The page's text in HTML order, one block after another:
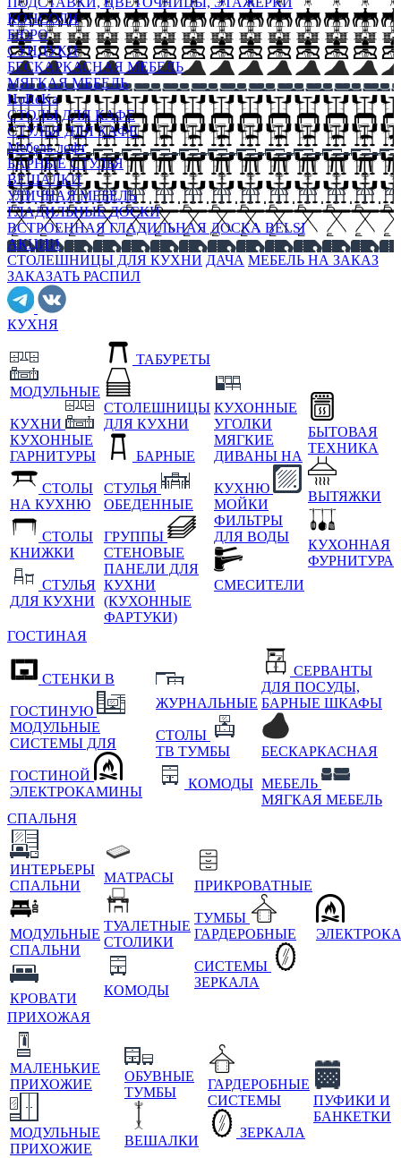
КОНСОЛИ
БЮРО
СУНДУКИ
БЕСКАРКАСНАЯ МЕБЕЛЬ
МЯГКАЯ МЕБЕЛЬ
HoReKa
СТОЛЫ ДЛЯ КАФЕ
СТУЛЬЯ ДЛЯ КАФЕ
Мебель лофт
БАРНЫЕ СТУЛЬЯ
ВЕШАЛКИ
УЛИЧНАЯ МЕБЕЛЬ
ГЛАДИЛЬНЫЕ ДОСКИ
ВСТРОЕННАЯ ГЛАДИЛЬНАЯ ДОСКА BELSI
АКЦИИ
СТОЛЕШНИЦЫ ДЛЯ КУХНИ ДАЧА МЕБЕЛЬ НА ЗАКАЗ
ЗАКАЗАТЬ РАСПИЛ
КУХНЯ
МОДУЛЬНЫЕ
КУХНИ
КУХОННЫЕ
ГАРНИТУРЫ
СТОЛЫ
НА КУХНЮ
СТОЛЫ
КНИЖКИ
СТУЛЬЯ
ДЛЯ КУХНИ
ТАБУРЕТЫ
СТОЛЕШНИЦЫ
ДЛЯ КУХНИ
БАРНЫЕ
СТУЛЬЯ
ОБЕДЕННЫЕ
ГРУППЫ
СТЕНОВЫЕ
ПАНЕЛИ ДЛЯ
КУХНИ
(КУХОННЫЕ
ФАРТУКИ)
КУХОННЫЕ
УГОЛКИ
МЯГКИЕ
ДИВАНЫ НА
КУХНЮ
МОЙКИ
ФИЛЬТРЫ
ДЛЯ ВОДЫ
СМЕСИТЕЛИ
БЫТОВАЯ
ТЕХНИКА
ВЫТЯЖКИ
КУХОННАЯ
ФУРНИТУРА
ГОСТИНАЯ
СТЕНКИ В
ГОСТИНУЮ
МОДУЛЬНЫЕ
СИСТЕМЫ ДЛЯ
ГОСТИНОЙ
ЭЛЕКТРОКАМИНЫ
ЖУРНАЛЬНЫЕ
СТОЛЫ
ТВ ТУМБЫ
КОМОДЫ
СЕРВАНТЫ
ДЛЯ ПОСУДЫ,
БАРНЫЕ ШКАФЫ
БЕСКАРКАСНАЯ
МЕБЕЛЬ
МЯГКАЯ МЕБЕЛЬ
СПАЛЬНЯ
ИНТЕРЬЕРЫ
СПАЛЬНИ
МОДУЛЬНЫЕ
СПАЛЬНИ
КРОВАТИ
МАТРАСЫ
ТУАЛЕТНЫЕ
СТОЛИКИ
КОМОДЫ
ПРИКРОВАТНЫЕ
ТУМБЫ
ГАРДЕРОБНЫЕ
СИСТЕМЫ
ЗЕРКАЛА
ПРИХОЖАЯ
МАЛЕНЬКИЕ
ПРИХОЖИЕ
МОДУЛЬНЫЕ
ПРИХОЖИЕ
ОБУВНЫЕ
ТУМБЫ
ВЕШАЛКИ
ГАРДЕРОБНЫЕ
СИСТЕМЫ
ЗЕРКАЛА
ПУФИКИ И
БАНКЕТКИ